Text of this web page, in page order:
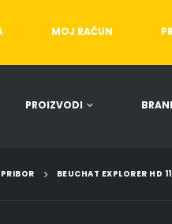
MOJ RAČUN
PROIZVODI
BEUCHAT EXPLORER HD